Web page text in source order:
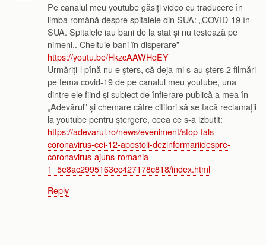
Pe canalul meu youtube găsiți video cu traducere în
limba română despre spitalele din SUA: „COVID-19 în
SUA. Spitalele iau bani de la stat și nu testează pe
nimeni.. Cheltuie bani în disperare”
https://youtu.be/HkzcAAWHqEY
Urmăriți-l pînă nu e șters, că deja mi s-au șters 2 filmări
pe tema covid-19 de pe canalul meu youtube, una
dintre ele fiind și subiect de înfierare publică a mea în
„Adevărul” și chemare către cititori să se facă reclamații
la youtube pentru ștergere, ceea ce s-a izbutit:
https://adevarul.ro/news/eveniment/stop-fals-
coronavirus-cei-12-apostoli-dezinformariidespre-
coronavirus-ajuns-romania-
1_5e8ac2995163ec427178c818/index.html
Reply